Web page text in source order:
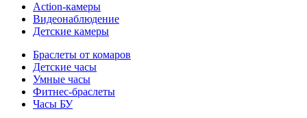
Action-камеры
Видеонаблюдение
Детские камеры
Браслеты от комаров
Детские часы
Умные часы
Фитнес-браслеты
Часы БУ